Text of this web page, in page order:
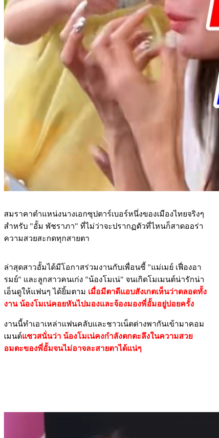
สมราคาตำแหน่งนางเอกซุปตาร์เบอร์หนึ่งของเมืองไทยจริงๆ
สำหรับ "อั้ม พัชราภา" ที่ไม่ว่าจะปรากฏตัวที่ไหนก็สาดออร่า
ความสวยสะกดทุกสายตา
ล่าสุดสาวอั้มได้มีโอกาสร่วมงานกับเพื่อนซี้ "แม่เมย์ เฟื่องอา
รมย์" และลูกสาวคนเก่ง "น้องโมเน่" จนเกิดโมเมนต์น่ารักน่า
เอ็นดูให้แฟนๆ ได้ยิ้มตาม เมื่อมีตาดีแอบสังเกตเห็นว่าตลอดทั้ง
งาน น้องโมเน่คอยหันไปมองและจ้องมองพี่อั้มอยู่บ่อยครั้ง
งานนี้ทำเอาเหล่าแฟนคลับและชาวเน็ตต่างพากันเข้ามาคอม
เมนต์แซวสนั่นว่า น้องโมเน่คงกำลังตกตะลึงในความสวย
อมตะของพี่อั้มจนไม่อาจละสายตาได้แน่ๆ